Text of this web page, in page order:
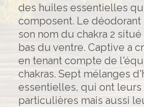
des huiles essentielles
composent. Le
son nom du chakra 2
bas du ventre. Captive a
en tenant compte de
chakras. Sept mélanges
essentielles, qui ont
particulières mais aussi